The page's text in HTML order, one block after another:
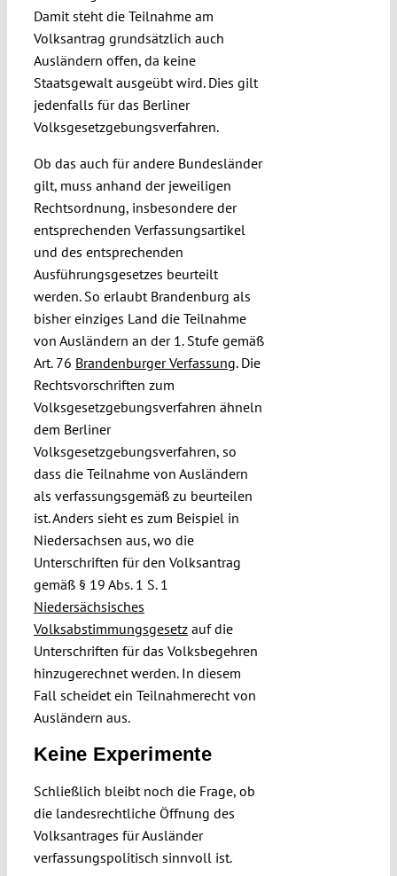
Damit steht die Teilnahme am
Volksantrag grundsätzlich auch
Ausländern offen, da keine
Staatsgewalt ausgeübt wird. Dies gilt
jedenfalls für das Berliner
Volksgesetzgebungsverfahren.
Ob das auch für andere Bundesländer
gilt, muss anhand der jeweiligen
Rechtsordnung, insbesondere der
entsprechenden Verfassungsartikel
und des entsprechenden
Ausführungsgesetzes beurteilt
werden. So erlaubt Brandenburg als
bisher einziges Land die Teilnahme
von Ausländern an der 1. Stufe gemäß
Art. 76 Brandenburger Verfassung. Die
Rechtsvorschriften zum
Volksgesetzgebungsverfahren ähneln
dem Berliner
Volksgesetzgebungsverfahren, so
dass die Teilnahme von Ausländern
als verfassungsgemäß zu beurteilen
ist. Anders sieht es zum Beispiel in
Niedersachsen aus, wo die
Unterschriften für den Volksantrag
gemäß § 19 Abs. 1 S. 1
Niedersächsisches
Volksabstimmungsgesetzauf die
Unterschriften für das Volksbegehren
hinzugerechnet werden. In diesem
Fall scheidet ein Teilnahmerecht von
Ausländern aus.
Keine Experimente
Schließlich bleibt noch die Frage, ob
die landesrechtliche Öffnung des
Volksantrages für Ausländer
verfassungspolitisch sinnvoll ist.